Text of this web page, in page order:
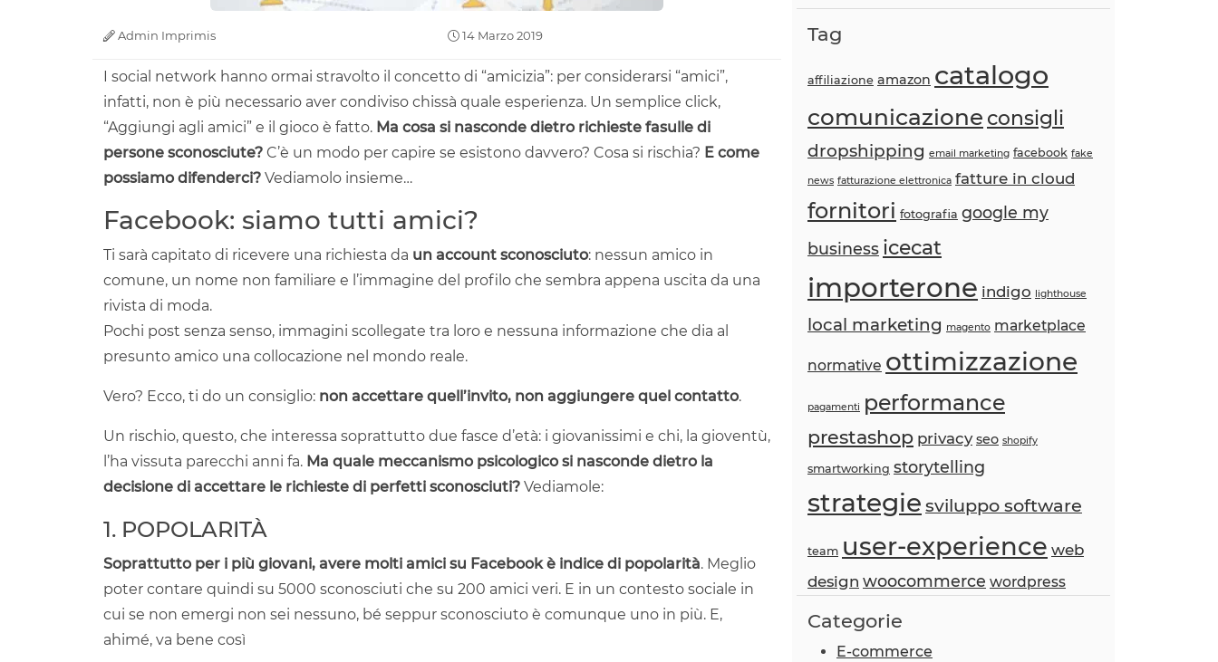
Admin Imprimis 14 Marzo 2019
I social network hanno ormai stravolto il concetto di “amicizia”: per considerarsi “amici”,
infatti, non è più necessario aver condiviso chissà quale esperienza. Un semplice click,
“Aggiungi agli amici” e il gioco è fatto. Ma cosa si nasconde dietro richieste fasulle di
persone sconosciute? C’è un modo per capire se esistono davvero? Cosa si rischia? E come
possiamo difenderci? Vediamolo insieme…
Facebook: siamo tutti amici?
Ti sarà capitato di ricevere una richiesta da un account sconosciuto: nessun amico in
comune, un nome non familiare e l’immagine del profilo che sembra appena uscita da una
rivista di moda.
Pochi post senza senso, immagini scollegate tra loro e nessuna informazione che dia al
presunto amico una collocazione nel mondo reale.
Vero? Ecco, ti do un consiglio: non accettare quell’invito, non aggiungere quel contatto.
Un rischio, questo, che interessa soprattutto due fasce d’età: i giovanissimi e chi, la gioventù,
l’ha vissuta parecchi anni fa. Ma quale meccanismo psicologico si nasconde dietro la
decisione di accettare le richieste di perfetti sconosciuti? Vediamole:
1. POPOLARITÀ
Soprattutto per i più giovani, avere molti amici su Facebook è indice di popolarità. Meglio
poter contare quindi su 5000 sconosciuti che su 200 amici veri. E in un contesto sociale in
cui se non emergi non sei nessuno, bé seppur sconosciuto è comunque uno in più. E,
ahimé, va bene così
Tag
affiliazione amazon catalogo
comunicazione consigli
dropshipping email marketing facebook fake
news fatturazione elettronica fatture in cloud
fornitori fotografia google my
business icecat
importerone indigo lighthouse
local marketing magento marketplace
normative ottimizzazione
pagamenti performance
prestashop privacy seo shopify
smartworking storytelling
strategie sviluppo software
team user-experience web
design woocommerce wordpress
Categorie
E-commerce